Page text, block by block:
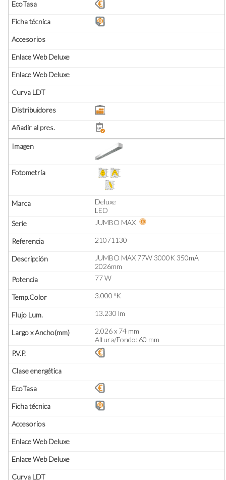
Deluxe
LED
JUMBO MAX
21071130
JUMBO MAX 77W 3000K 350mA
2026mm
77 W
3.000 ºK
13.230 lm
2.026 x 74 mm
Altura/Fondo: 60 mm